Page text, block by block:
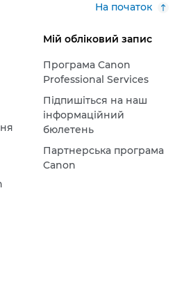
На початок
Мій обліковий запис
Програма Canon
Professional Services
Підпишіться на наш
інформаційний
бюлетень
Партнерська програма
Canon